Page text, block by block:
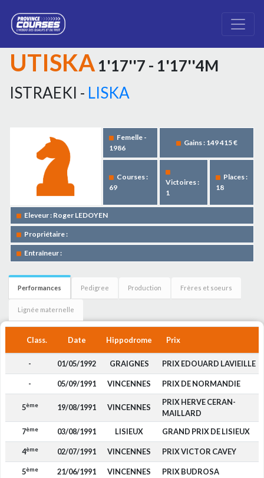
UTISKA 1'17''7 - 1'17''4M
ISTRAEKI - LISKA
Femelle -
1986
Gains : 149 415 €
Courses :
69
Victoires :
1
Places :
18
Eleveur : Roger LEDOYEN
Propriétaire :
Entraîneur :
Performances Pedigree Production Frères et soeurs
Lignée maternelle
Class. Date Hippodrome Prix
- 01/05/1992 GRAIGNES PRIX EDOUARD LAVIEILLE
- 05/09/1991 VINCENNES PRIX DE NORMANDIE
5ème 19/08/1991 VINCENNES
PRIX HERVE CERAN-
MAILLARD
7ème 03/08/1991 LISIEUX GRAND PRIX DE LISIEUX
4ème 02/07/1991 VINCENNES PRIX VICTOR CAVEY
5ème 21/06/1991 VINCENNES PRIX BUDROSA